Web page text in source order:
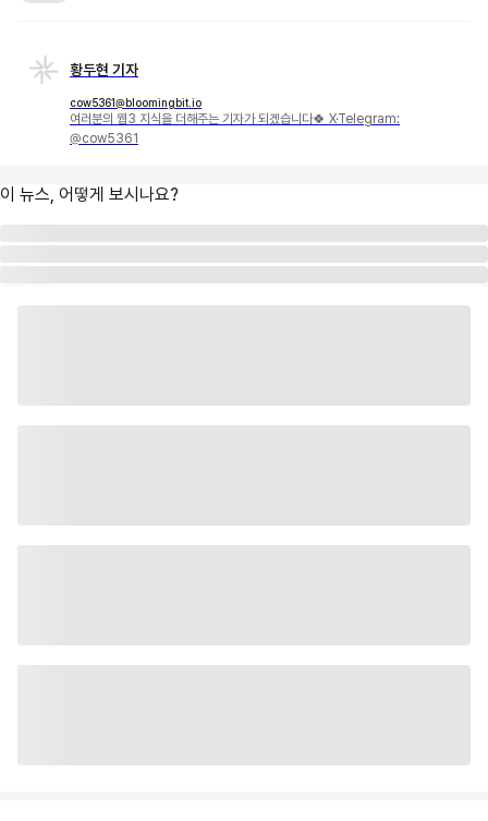
황두현 기자
cow5361@bloomingbit.io
여러분의 웹3 지식을 더해주는 기자가 되겠습니다🍀 X·Telegram:
@cow5361
이 뉴스, 어떻게 보시나요?